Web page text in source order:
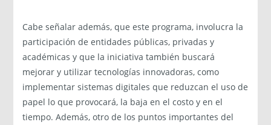
Cabe señalar además, que este programa, involucra la
participación de entidades públicas, privadas y
académicas y que la iniciativa también buscará
mejorar y utilizar tecnologías innovadoras, como
implementar sistemas digitales que reduzcan el uso de
papel lo que provocará, la baja en el costo y en el
tiempo. Además, otro de los puntos importantes del